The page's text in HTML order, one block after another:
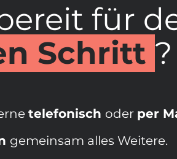
für
Schritt ?
telefonisch oder per
gemeinsam alles Weitere.